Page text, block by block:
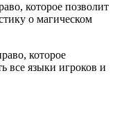
которое позволит
о магическом
которое
все языки игроков и